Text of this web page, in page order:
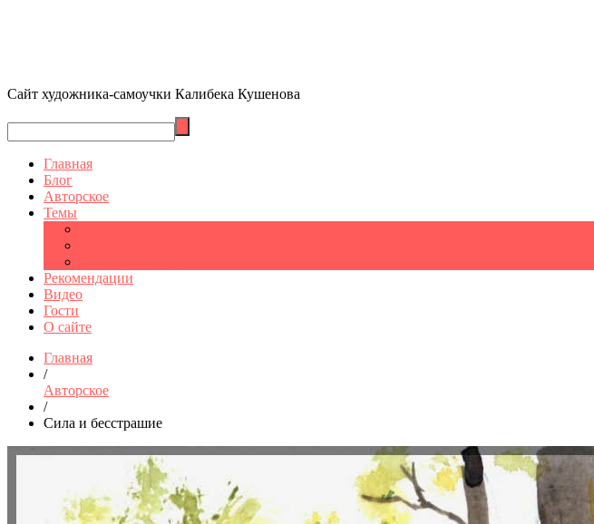
Сайт художника-самоучки Калибека Кушенова
Главная
Блог
Авторское
Темы
Рекомендации
Видео
Гости
О сайте
Главная
/
Авторское
/
Сила и бесстрашие